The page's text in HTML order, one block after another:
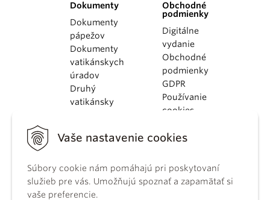
Vaše nastavenie cookies
Súbory cookie nám pomáhajú pri poskytovaní
služieb pre vás. Umožňujú spoznať a zapamätať si
vaše preferencie.
Dokumenty
Dokumenty
pápežov
Dokumenty
vatikánskych
úradov
Druhý
vatikánsky
KBS
kánonického
práva
Katechizmus
Obchodné
podmienky
Digitálne
vydanie
Obchodné
podmienky
GDPR
Používanie
cookies